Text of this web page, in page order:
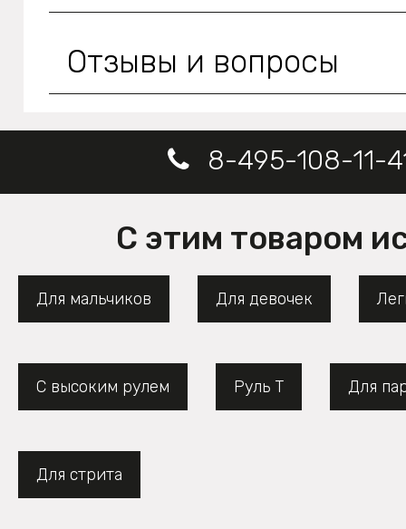
Отзывы и вопросы
8-495-108-11-
С этим товаром
Для мальчиков Для девочек
С высоким рулем Руль Т Для
Для стрита